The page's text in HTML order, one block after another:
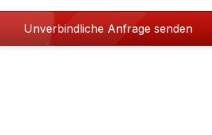
Unverbindliche Anfrage senden